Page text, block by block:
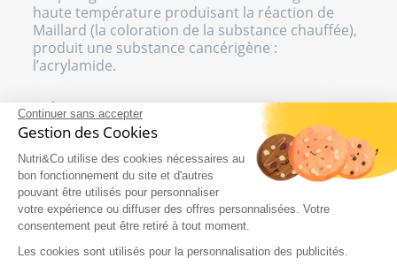
Continuer sans accepter
Gestion des Cookies
Nutri&Co utilise des cookies nécessaires au
bon fonctionnement du site et d'autres
pouvant être utilisés pour personnaliser
votre expérience ou diffuser des offres personnalisées. Votre
consentement peut être retiré à tout moment.
Les cookies sont utilisés pour la personnalisation des publicités.
haute température produisant la réaction de
Maillard (la coloration de la substance chauffée),
produit une substance cancérigène :
l’acrylamide.
OÙ PEUT-ON RETROUVER
L’ASPARAGINE ?
Comme l’asparagine n’est pas un acide aminé
essentiel pour l’organisme, il n’existe pas
d’apport journalier recommandé. Il n’est
d’ailleurs pas très étudié en tant que
complément alimentaire donc il est difficile de
donner des posologies à suivre.